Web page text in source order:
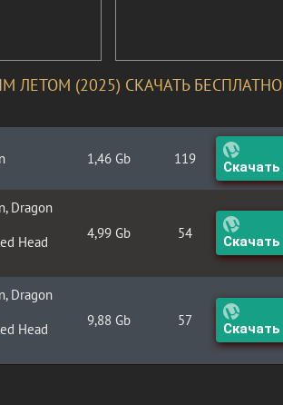
(2025) СКАЧАТЬ БЕСПЛАТНО
1,46 Gb 119 Скачать
Dragon
Head
4,99 Gb 54 Скачать
Dragon
Head
9,88 Gb 57 Скачать